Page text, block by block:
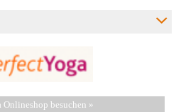
Onlineshop besuchen »